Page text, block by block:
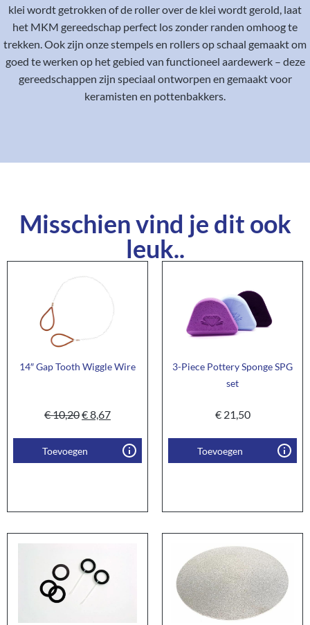
klei wordt getrokken of de roller over de klei wordt gerold, laat
het MKM gereedschap perfect los zonder randen omhoog te
trekken. Ook zijn onze stempels en rollers op schaal gemaakt om
goed te werken op het gebied van functioneel aardewerk – deze
gereedschappen zijn speciaal ontworpen en gemaakt voor
keramisten en pottenbakkers.
Misschien vind je dit ook
leuk..
14″ Gap Tooth Wiggle Wire
€10,20€8,67
Toevoegen
3-Piece Pottery Sponge SPG
set
€21,50
Toevoegen